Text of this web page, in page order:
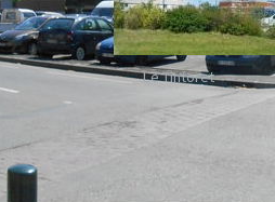
Le Tintoret